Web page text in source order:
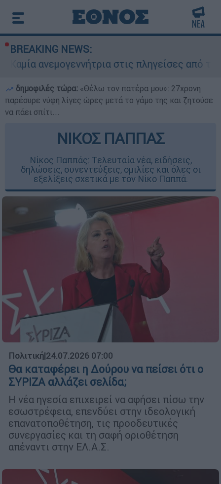
BREAKING NEWS:
στις πληγείσες από τις πυρκαγιές
δημοφιλές τώρα: «Θέλω τον πατέρα μου»: 27χρονη
παρέσυρε νύφη λίγες ώρες μετά το γάμο της και ζητούσε
να πάει σπίτι...
ΝΙΚΟΣ ΠΑΠΠΑΣ
Νίκος Παππάς: Τελευταία νέα, ειδήσεις,
δηλώσεις, συνεντεύξεις, ομιλίες και όλες οι
εξελίξεις σχετικά με τον Νίκο Παππά.
Πολιτική|24.07.2026 07:00
Θα καταφέρει η Δούρου να πείσει ότι ο
ΣΥΡΙΖΑ αλλάζει σελίδα;
Η νέα ηγεσία επιχειρεί να αφήσει πίσω την
εσωστρέφεια, επενδύει στην ιδεολογική
επανατοποθέτηση, τις προοδευτικές
συνεργασίες και τη σαφή οριοθέτηση
απέναντι στην ΕΛ.Α.Σ.